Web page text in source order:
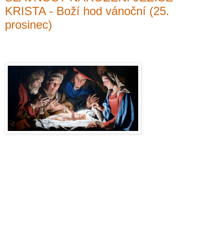
KRISTA - Boží hod vánoční (25.
prosinec)